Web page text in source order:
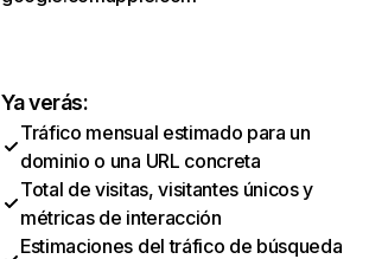
Ya verás:
Tráfico mensual estimado para un
dominio o una URL concreta
Total de visitas, visitantes únicos y
métricas de interacción
Estimaciones del tráfico de búsqueda